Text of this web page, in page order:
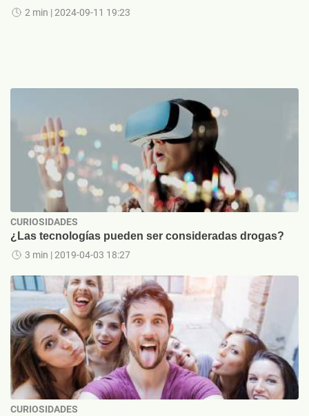
2 min | 2024-09-11 19:23
CURIOSIDADES
¿Las tecnologías pueden ser consideradas drogas?
3 min | 2019-04-03 18:27
CURIOSIDADES